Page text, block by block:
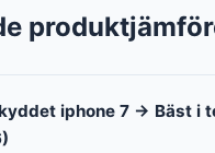
iphone 7 → Bäst i